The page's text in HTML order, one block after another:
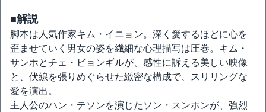
■解説
脚本は人気作家キム・イニョン。深く愛するほどに心を
歪ませていく男女の姿を繊細な心理描写は圧巻。キム・
サンホとチェ・ビョンギルが、感性に訴える美しい映像
と、伏線を張りめぐらせた緻密な構成で、スリリングな
愛を演出。
主人公のハン・テソンを演じたソン・スンホンが、強烈